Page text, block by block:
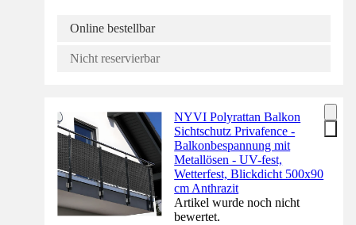
Online bestellbar
Nicht reservierbar
NYVI Polyrattan Balkon
Sichtschutz Privafence -
Balkonbespannung mit
Metallösen - UV-fest,
Wetterfest, Blickdicht 500x90
cm Anthrazit
Artikel wurde noch nicht
bewertet.